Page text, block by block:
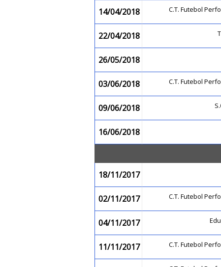
14/04/2018 C.T. Futebol
22/04/2018
26/05/2018
03/06/2018 C.T. Futebol
09/06/2018
16/06/2018
18/11/2017
02/11/2017 C.T. Futebol
04/11/2017
11/11/2017 C.T. Futebol